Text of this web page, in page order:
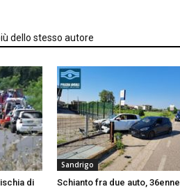
dello stesso autore
di
Sandrigo
Schianto fra due auto, 36enne